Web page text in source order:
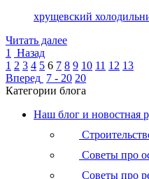
хрущевский
Читать далее
1
Назад
1 2 3 4 5 6 7 8 9 10 11 12 13
Вперед 7 - 20 20
Категории блога
Наш блог и новостная
Советы про
Советы про